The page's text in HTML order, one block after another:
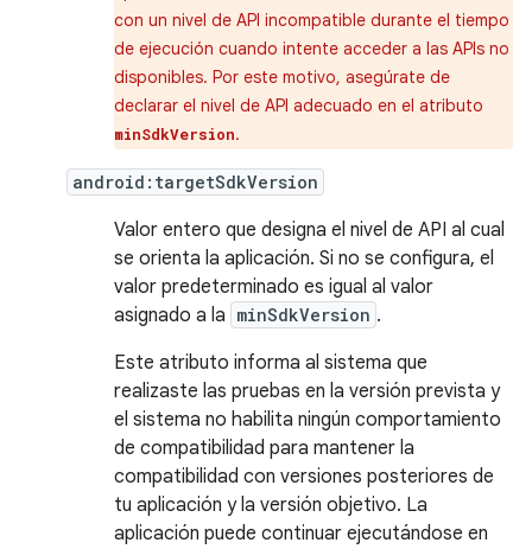
con un nivel de API incompatible durante el tiempo
de ejecución cuando intente acceder a las APIs no
disponibles. Por este motivo, asegúrate de
declarar el nivel de API adecuado en el atributo
minSdkVersion.
android:targetSdkVersion
Valor entero que designa el nivel de API al cual
se orienta la aplicación. Si no se configura, el
valor predeterminado es igual al valor
asignado a la minSdkVersion .
Este atributo informa al sistema que
realizaste las pruebas en la versión prevista y
el sistema no habilita ningún comportamiento
de compatibilidad para mantener la
compatibilidad con versiones posteriores de
tu aplicación y la versión objetivo. La
aplicación puede continuar ejecutándose en